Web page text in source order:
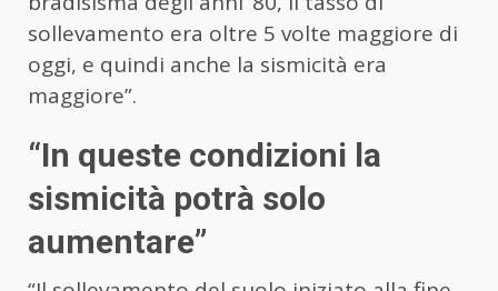
sollevamento era oltre 5 volte maggiore di
oggi, e quindi anche la sismicità era
maggiore”.
“In queste condizioni la
sismicità potrà solo
aumentare”